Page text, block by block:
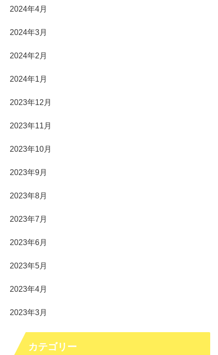
2024年4月
2024年3月
2024年2月
2024年1月
2023年12月
2023年11月
2023年10月
2023年9月
2023年8月
2023年7月
2023年6月
2023年5月
2023年4月
2023年3月
カテゴリー